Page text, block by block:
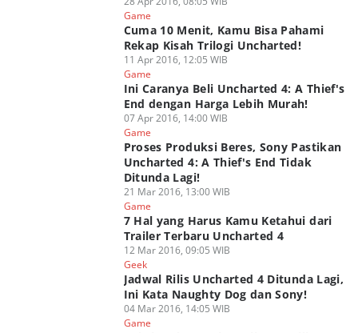
Game
Cuma 10 Menit, Kamu Bisa Pahami
Rekap Kisah Trilogi Uncharted!
11 Apr 2016, 12:05 WIB
Game
Ini Caranya Beli Uncharted 4: A Thief's
End dengan Harga Lebih Murah!
07 Apr 2016, 14:00 WIB
Game
Proses Produksi Beres, Sony Pastikan
Uncharted 4: A Thief's End Tidak
Ditunda Lagi!
21 Mar 2016, 13:00 WIB
Game
7 Hal yang Harus Kamu Ketahui dari
Trailer Terbaru Uncharted 4
12 Mar 2016, 09:05 WIB
Geek
Jadwal Rilis Uncharted 4 Ditunda Lagi,
Ini Kata Naughty Dog dan Sony!
04 Mar 2016, 14:05 WIB
Game